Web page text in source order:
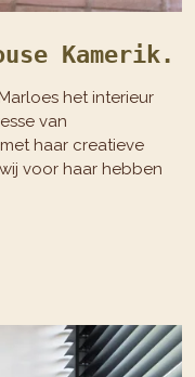
Kamerik.
het interieur
van
haar creatieve
voor haar hebben